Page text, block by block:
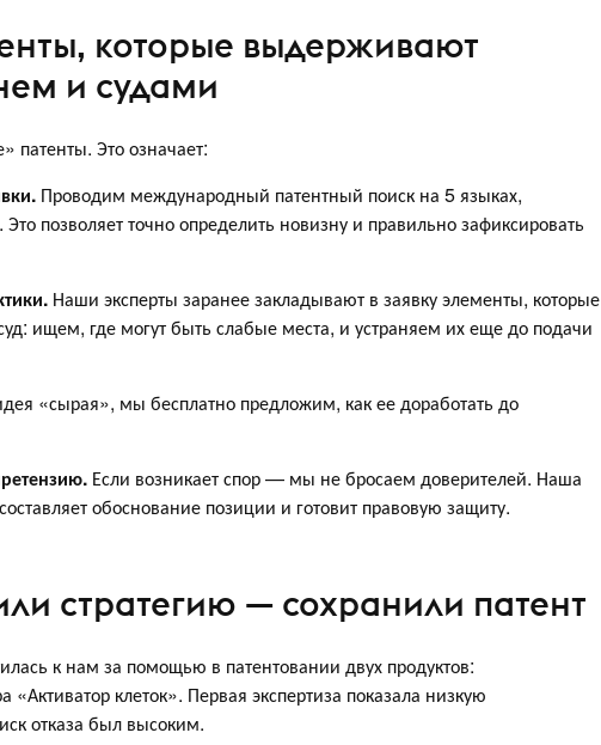
которые выдерживают
и судами
Это означает:
Проводим международный патентный поиск на 5 языках,
позволяет точно определить новизну и правильно зафиксировать
Наши эксперты заранее закладывают в заявку элементы, которые
ищем, где могут быть слабые места, и устраняем их еще до подачи
«сырая», мы бесплатно предложим, как ее доработать до
Если возникает спор — мы не бросаем доверителей. Наша
обоснование позиции и готовит правовую защиту.
стратегию — сохранили патент
к нам за помощью в патентовании двух продуктов:
клеток». Первая экспертиза показала низкую
отказа был высоким.